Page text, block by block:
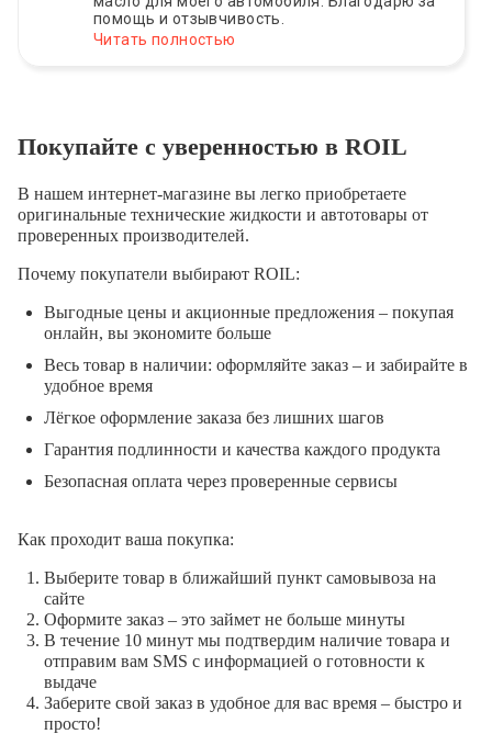
помощь и отзывчивость.
Читать полностью
Покупайте с уверенностью в ROIL
В нашем интернет-магазине вы легко приобретаете
оригинальные технические жидкости и автотовары от
проверенных производителей.
Почему покупатели выбирают ROIL:
Выгодные цены и акционные предложения – покупая
онлайн, вы экономите больше
Весь товар в наличии: оформляйте заказ – и забирайте в
удобное время
Лёгкое оформление заказа без лишних шагов
Гарантия подлинности и качества каждого продукта
Безопасная оплата через проверенные сервисы
Как проходит ваша покупка:
Выберите товар в ближайший пункт самовывоза на
сайте
Оформите заказ – это займет не больше минуты
В течение 10 минут мы подтвердим наличие товара и
отправим вам SMS с информацией о готовности к
выдаче
Заберите свой заказ в удобное для вас время – быстро и
просто!